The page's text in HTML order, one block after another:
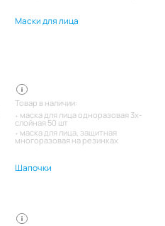
Маски для лица
Товар в наличии:
маска для лица одноразовая 3х-
слойная 50 шт
маска для лица, защитная
многоразовая на резинках
Шапочки